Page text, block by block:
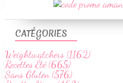
CATÉGORIES
Weightwatchers (1162)
Recettes Été (665)
Sans Gluten (576)